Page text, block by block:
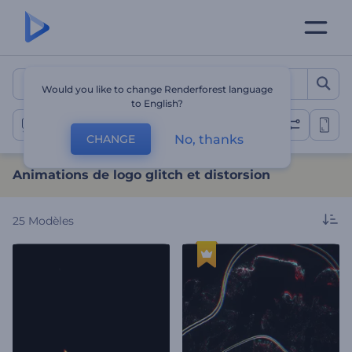
Animations de logo
Animations de logo glitch
Animations de logo glitch et distorsion
25 Modèles
Would you like to change Renderforest language
to English?
CHANGE No, thanks